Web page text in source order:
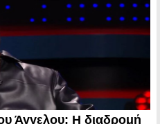
Άγγελου: Η διαδρομή